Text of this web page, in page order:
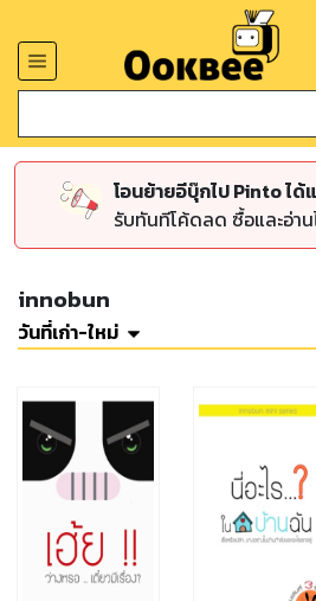
โอนย้ายอีบุ๊กไป Pinto ได้
รับทันทีโค้ดลด ซื้อและอ่า
innobun
วันที่เก่า-ใหม่